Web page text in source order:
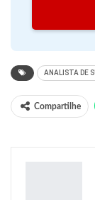
ANALISTA DE
Compartilhe